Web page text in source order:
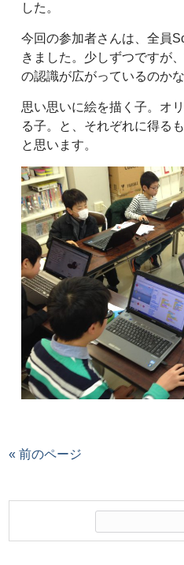
した。
今回の参加者さんは、全員
きました。少しずつですが
の認識が広がっているのか
思い思いに絵を描く子。オ
る子。と、それぞれに得る
と思います。
« 前のページ